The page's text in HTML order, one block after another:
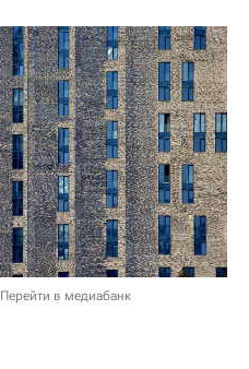
Перейти в медиабанк